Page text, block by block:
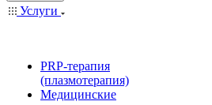
Услуги
PRP-терапия
(плазмотерапия)
Медицинские